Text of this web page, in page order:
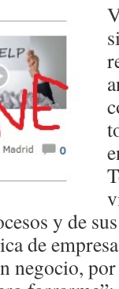
y de
de
negocio,